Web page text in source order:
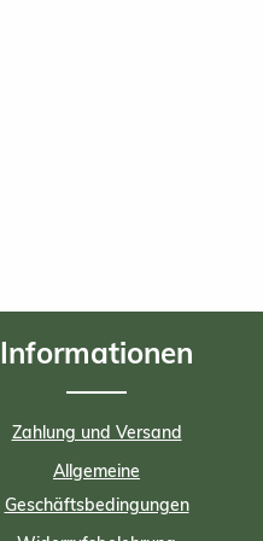
Informationen
Zahlung und Versand
Allgemeine
Geschäftsbedingungen